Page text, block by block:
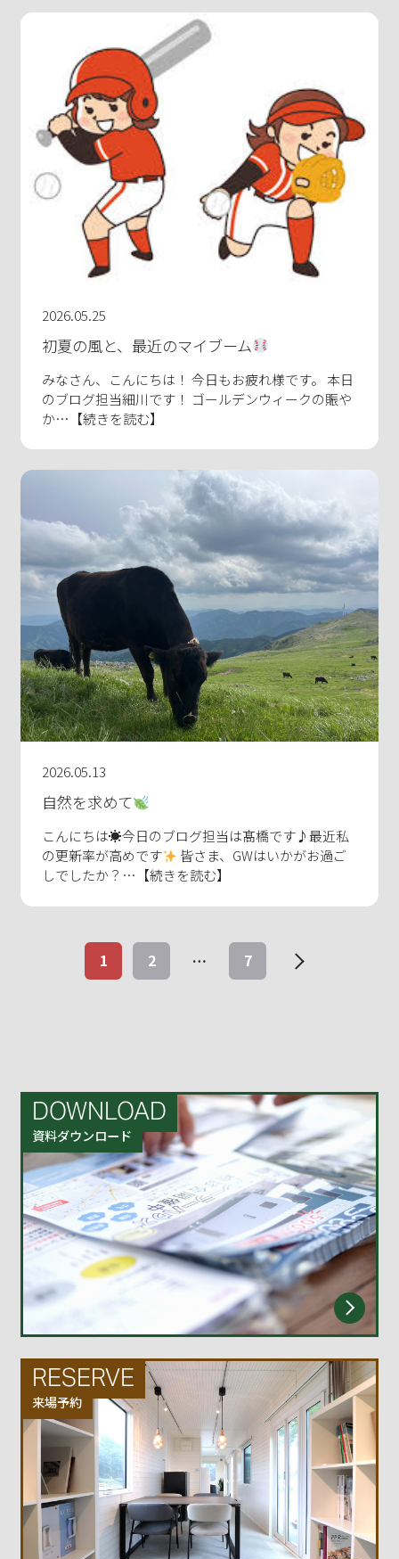
2026.05.25
初夏の風と、最近のマイブーム
みなさん、こんにちは！ 今日もお疲れ様です。 本日
のブログ担当細川です！ ゴールデンウィークの賑や
か…【続きを読む】
2026.05.13
自然を求めて
こんにちは☀今日のブログ担当は髙橋です♪最近私
の更新率が高めです
皆さま、GWはいかがお過ご
しでしたか？…【続きを読む】
1 2 …
7
DOWNLOAD
資料ダウンロード
RESERVE
来場予約